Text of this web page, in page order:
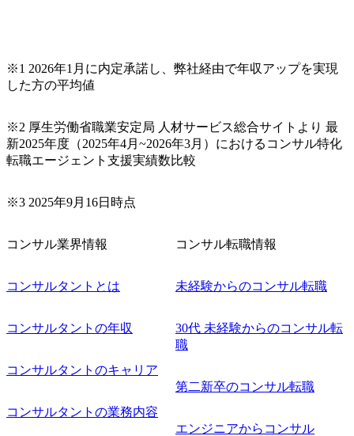
※1 2026年1月に内定承諾し、弊社経由で年収アップを実現
した方の平均値
※2 厚生労働省職業安定局 人材サービス総合サイトより 最
新2025年度（2025年4月~2026年3月）におけるコンサル特化
転職エージェント支援実績数比較
※3 2025年9月16日時点
コンサル業界情報
コンサルタントとは
コンサルタントの年収
コンサルタントのキャリア
コンサルタントの業務内容
コンサル転職情報
未経験からのコンサル転職
30代 未経験からのコンサル転
職
第二新卒のコンサル転職
エンジニアからコンサル